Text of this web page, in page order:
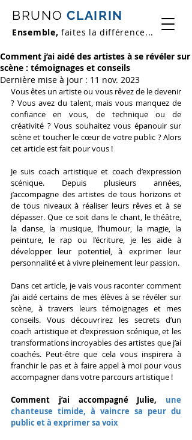
BRUNO CLAIRIN
Ensemble, faites la différence...
Comment j’ai aidé des artistes à se révéler sur
scène : témoignages et conseils
Dernière mise à jour : 11 nov. 2023
Vous êtes un artiste ou vous rêvez de le devenir
? Vous avez du talent, mais vous manquez de
confiance en vous, de technique ou de
créativité ? Vous souhaitez vous épanouir sur
scène et toucher le cœur de votre public ? Alors
cet article est fait pour vous !
Je suis coach artistique et coach d’expression
scénique. Depuis plusieurs années,
j’accompagne des artistes de tous horizons et
de tous niveaux à réaliser leurs rêves et à se
dépasser. Que ce soit dans le chant, le théâtre,
la danse, la musique, l’humour, la magie, la
peinture, le rap ou l’écriture, je les aide à
développer leur potentiel, à exprimer leur
personnalité et à vivre pleinement leur passion.
Dans cet article, je vais vous raconter comment
j’ai aidé certains de mes élèves à se révéler sur
scène, à travers leurs témoignages et mes
conseils. Vous découvrirez les secrets d’un
coach artistique et d’expression scénique, et les
transformations incroyables des artistes que j’ai
coachés. Peut-être que cela vous inspirera à
franchir le pas et à faire appel à moi pour vous
accompagner dans votre parcours artistique !
Comment j’ai accompagné Julie, une
chanteuse timide, à vaincre sa peur du
public et à exprimer sa voix